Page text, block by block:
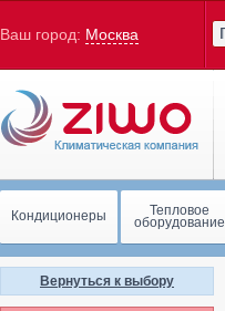
Ваш город: Москва
Кондиционеры Тепловое
оборудование
Вернуться к выбору